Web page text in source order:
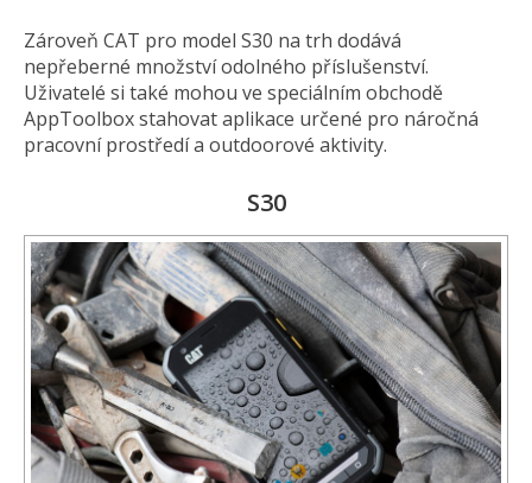
Zároveň CAT pro model S30 na trh dodává
nepřeberné množství odolného příslušenství.
Uživatelé si také mohou ve speciálním obchodě
AppToolbox stahovat aplikace určené pro náročná
pracovní prostředí a outdoorové aktivity.
S30